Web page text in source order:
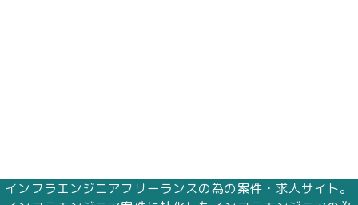
インフラエンジニアフリーランスの為の案件・求人サイト。